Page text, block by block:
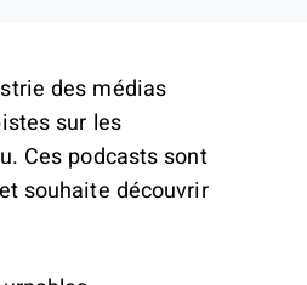
des médias
sur les
Ces podcasts sont
souhaite découvrir